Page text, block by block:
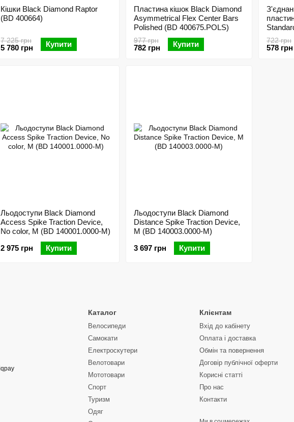
Кішки Black Diamond Raptor
(BD 400664)
7 225 грн
5 780 грн Купити
Пластина кішок Black Diamond
Asymmetrical Flex Center Bars
Polished (BD 400675.POLS)
977 грн
782 грн Купити 722 грн
578 грн
Льодоступи Black Diamond
Access Spike Traction Device,
No color, M (BD 140001.0000-M)
2 975 грн
Купити
Льодоступи Black Diamond
Distance Spike Traction Device,
M (BD 140003.0000-M)
3 697 грн
Купити
Каталог
Велосипеди
Самокати
Електроскутери
Велотовари
Мототовари
Спорт
Туризм
Одяг
Клієнтам
Вхід до кабінету
Оплата і доставка
Обмін та повернення
Договір публічної оферти
Корисні статті
Про нас
Контакти